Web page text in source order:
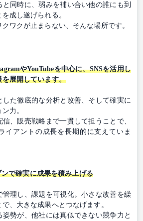
同時に、弱みを補い合い他の誰にも到
成し遂げられる。
ワクが止まらない、そんな場所です。
やYouTubeを中心に、SNSを活用し
展開しています。
た徹底的な分析と改善、そして確実に
力。
、販売戦略まで一貫して担うことで、
イアントの成長を長期的に支えていま
で確実に成果を積み上げる
管理し、課題を可視化。小さな改善を繰
、大きな成果へとつなげます。
勢が、他社には真似できない競争力と